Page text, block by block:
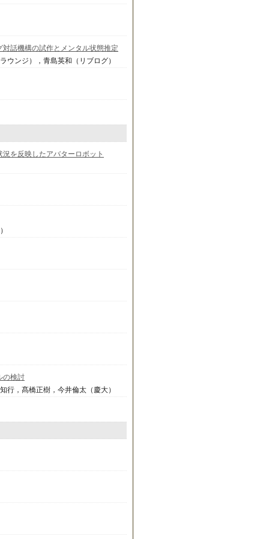
話機構の試作とメンタル状態推定
ンジ），青島英和（リブログ）
を反映したアバターロボット
の検討
行，髙橋正樹，今井倫太（慶大）